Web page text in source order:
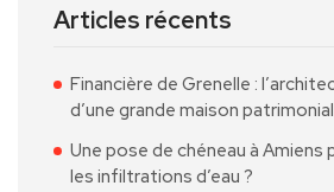
Articles récents
Financière de Grenelle :
d’une grande maison
Une pose de chéneau à
les infiltrations d’eau ?